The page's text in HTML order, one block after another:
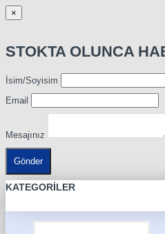
×
STOKTA OLUNCA
İsim/Soyisim
Email
Mesajınız
Gönder
KATEGORILER